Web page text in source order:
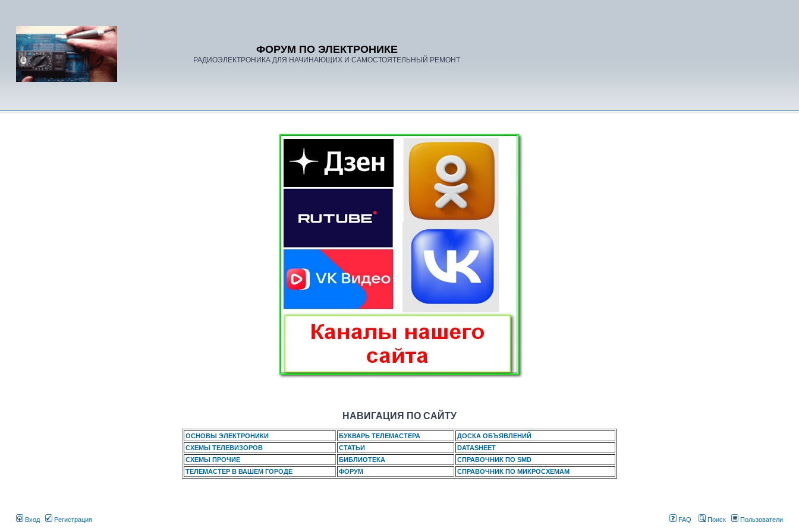
ФОРУМ ПО ЭЛЕКТРОНИКЕ
РАДИОЭЛЕКТРОНИКА ДЛЯ НАЧИНАЮЩИХ И САМОСТОЯТЕЛЬНЫЙ РЕМОНТ
НАВИГАЦИЯ ПО САЙТУ
ОСНОВЫ ЭЛЕКТРОНИКИ БУКВАРЬ ТЕЛЕМАСТЕРА
ДОСКА ОБЪЯВЛЕНИЙ
СХЕМЫ ТЕЛЕВИЗОРОВ
СТАТЬИ
DATASHEET
СХЕМЫ ПРОЧИЕ
БИБЛИОТЕКА
СПРАВОЧНИК ПО SMD
ТЕЛЕМАСТЕР В ВАШЕМ ГОРОДЕ
ФОРУМ СПРАВОЧНИК ПО МИКРОСХЕМАМ
Вход Регистрация FAQ Поиск Пользователи